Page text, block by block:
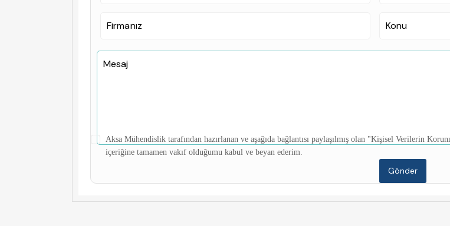
Aksa Mühendislik tarafından hazırlanan ve aşağıda bağlantısı paylaşılmış olan "Kişisel Verilerin
içeriğine tamamen vakıf olduğumu kabul ve beyan ederim.